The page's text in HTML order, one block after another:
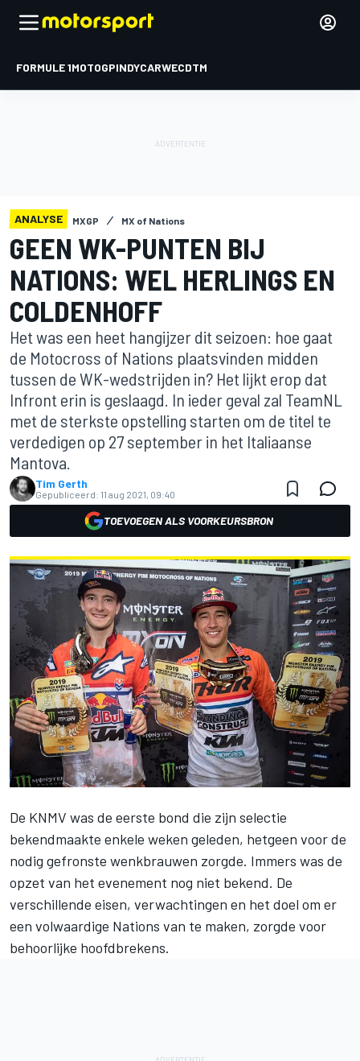
FORMULE 1MOTOGPINDYCARWECDTM
ANALYSE MXGP MX of Nations
GEEN WK-PUNTEN BIJ
NATIONS: WEL HERLINGS EN
COLDENHOFF
Het was een heet hangijzer dit seizoen: hoe gaat
de Motocross of Nations plaatsvinden midden
tussen de WK-wedstrijden in? Het lijkt erop dat
Infront erin is geslaagd. In ieder geval zal TeamNL
met de sterkste opstelling starten om de titel te
verdedigen op 27 september in het Italiaanse
Mantova.
Tim Gerth
Gepubliceerd: 11 aug 2021, 09:40
TOEVOEGEN ALS VOORKEURSBRON
De KNMV was de eerste bond die zijn selectie
bekendmaakte enkele weken geleden, hetgeen voor de
nodig gefronste wenkbrauwen zorgde. Immers was de
opzet van het evenement nog niet bekend. De
verschillende eisen, verwachtingen en het doel om er
een volwaardige Nations van te maken, zorgde voor
behoorlijke hoofdbrekens.